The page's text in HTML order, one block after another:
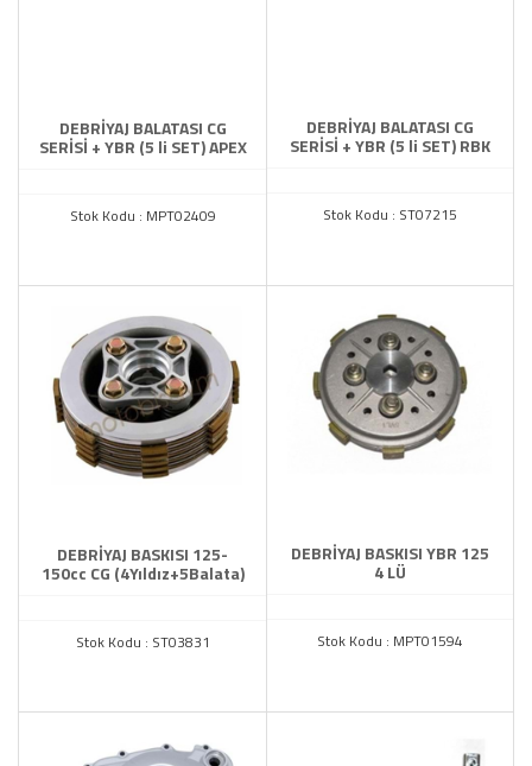
DEBRİYAJ BALATASI CG
SERİSİ + YBR (5 li SET) APEX
Stok Kodu : MPT02409
DEBRİYAJ BALATASI CG
SERİSİ + YBR (5 li SET) RBK
Stok Kodu : ST07215
DEBRİYAJ BASKISI 125-
150cc CG (4Yıldız+5Balata)
Stok Kodu : ST03831
DEBRİYAJ BASKISI YBR 125
4 LÜ
Stok Kodu : MPT01594